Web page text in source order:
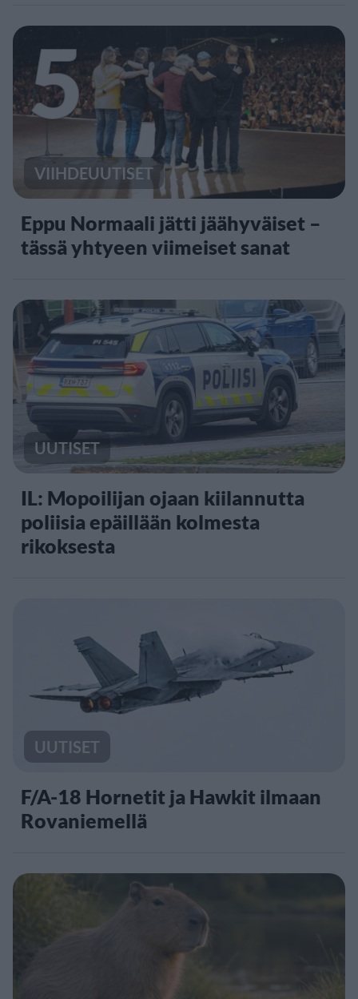
5
VIIHDEUUTISET
Eppu Normaali jätti jäähyväiset –
tässä yhtyeen viimeiset sanat
UUTISET
IL: Mopoilijan ojaan kiilannutta
poliisia epäillään kolmesta
rikoksesta
UUTISET
F/A-18 Hornetit ja Hawkit ilmaan
Rovaniemellä